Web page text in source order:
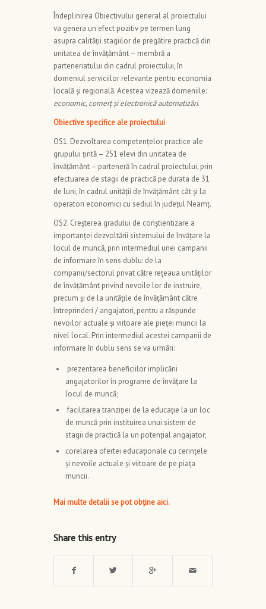
Îndeplinirea Obiectivului general al proiectului
va genera un efect pozitiv pe termen lung
asupra calității stagiilor de pregătire practică din
unitatea de învățământ – membră a
parteneriatului din cadrul proiectului, în
domeniul serviciilor relevante pentru economia
locală și regională. Acestea vizează domeniile:
economic, comerț și electronică automatizări.
Obiective specifice ale proiectului
OS1. Dezvoltarea competențelor practice ale
grupului țintă – 251 elevi din unitatea de
învățământ – parteneră în cadrul proiectului, prin
efectuarea de stagii de practică pe durata de 31
de luni, în cadrul unității de învățământ cât și la
operatori economici cu sediul în județul Neamț.
OS2. Creșterea gradului de conștientizare a
importanței dezvoltării sistemului de învățare la
locul de muncă, prin intermediul unei campanii
de informare în sens dublu: de la
companii/sectorul privat către rețeaua unităților
de învățământ privind nevoile lor de instruire,
precum și de la unitățile de învățământ către
întreprinderi / angajatori, pentru a răspunde
nevoilor actuale și viitoare ale pieței muncii la
nivel local. Prin intermediul acestei campanii de
informare în dublu sens se va urmări:
prezentarea beneficiilor implicării
angajatorilor în programe de învățare la
locul de muncă;
facilitarea tranziției de la educație la un loc
de muncă prin instituirea unui sistem de
stagii de practică la un potențial angajator;
corelarea ofertei educaționale cu cerințele
și nevoile actuale și viitoare de pe piața
muncii.
Mai multe detalii se pot obține aici.
Share this entry